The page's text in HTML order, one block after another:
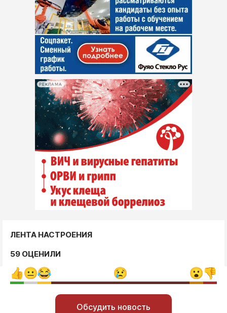
РЕКЛАМА
ЛЕНТА НАСТРОЕНИЯ
59 ОЦЕНИЛИ
Обсудить новость